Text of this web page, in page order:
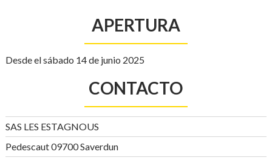
APERTURA
Desde el sábado 14 de junio 2025
CONTACTO
SAS LES ESTAGNOUS
Pedescaut 09700 Saverdun